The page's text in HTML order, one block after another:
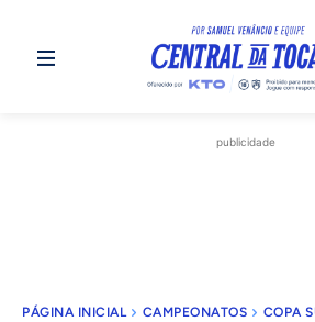
publicidade
PÁGINA INICIAL CAMPEONATOS COPA